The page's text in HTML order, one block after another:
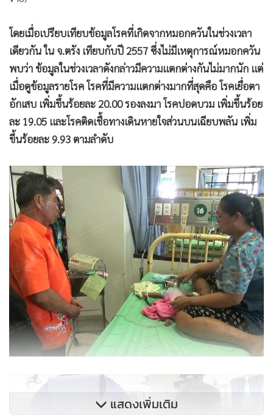
โดยเมื่อเปรียบเทียบข้อมูลโรคที่เกิดจากหมอกควันในช่วงเวลา
เดียวกัน ใน จ.ตรัง เทียบกับปี 2557 ซึ่งไม่มีเหตุการณ์หมอกควัน
พบว่า ข้อมูลในช่วงเวลาดังกล่าวมีความแตกต่างกันไม่มากนัก แต่
เมื่อดูข้อมูลรายโรค โรคที่มีความแตกต่างมากที่สุดคือ โรคเยื่อตา
อักเสบ เพิ่มขึ้นร้อยละ 20.00 รองลงมา โรคปอดบวม เพิ่มขึ้นร้อย
ละ 19.05 และโรคติดเชื้อทางเดินหายใจส่วนบนเฉียบพลัน เพิ่ม
ขึ้นร้อยละ 9.93 ตามลำดับ
แสดงเพิ่มเติม